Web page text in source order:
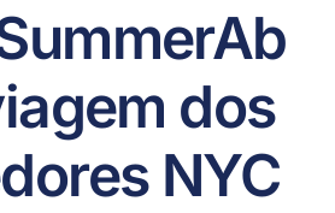
dos
NYC